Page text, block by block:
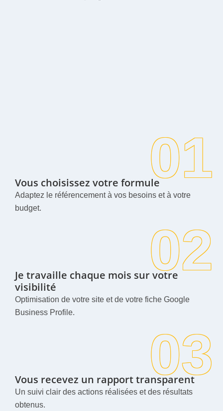
01
Vous choisissez votre formule
Adaptez le référencement à vos besoins et à votre
budget.
02
Je travaille chaque mois sur votre
visibilité
Optimisation de votre site et de votre fiche Google
Business Profile.
03
Vous recevez un rapport transparent
Un suivi clair des actions réalisées et des résultats
obtenus.